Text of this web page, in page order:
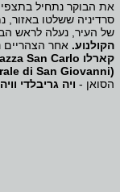
את הבוקר נתחיל
סרדיניה ששלטו באזור,
של העיר, נעלה לראש
הקולנוע. אחר הצהריים
קארלו San Carlo
(
di San Giovanni
הסואן - ויה גריבלדי